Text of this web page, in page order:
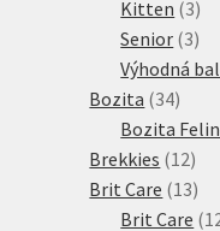
Kitten 33
Senior 33
Výhodná
Bozita 3434
Bozita
Brekkies 1212
Brit Care 1313
Brit Care